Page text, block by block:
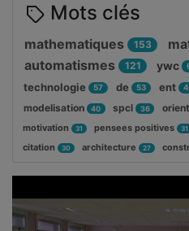
Mots clés
mathematiques 153
automatismes 121 ywc
technologie 57 de 53 ent
modelisation 40 spcl 36
motivation 31 pensees positives 31
citation 30 architecture 27